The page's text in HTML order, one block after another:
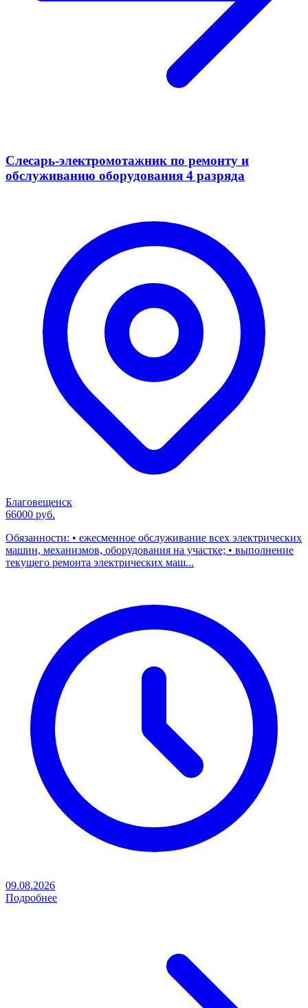
Слесарь-электромотажник по ремонту и
обслуживанию оборудования 4 разряда
Благовещенск
66000 руб.
Обязанности: • ежесменное обслуживание всех электрических
машин, механизмов, оборудования на участке; • выполнение
текущего ремонта электрических маш...
09.08.2026
Подробнее